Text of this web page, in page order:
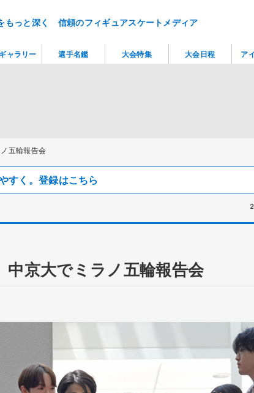
もっと深く 信頼のフィギュアスケートメディア
五輪報告会
すく。登録はこちら
京大でミラノ五輪報告会
ャラリー 選手名鑑 大会特集 大会日程 ア